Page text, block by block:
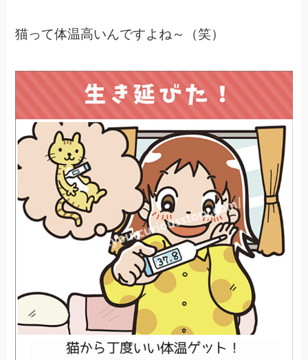
猫って体温高いんですよね～（笑）